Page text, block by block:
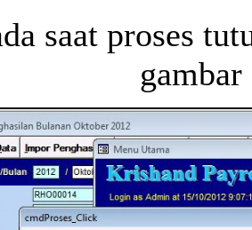
saat proses